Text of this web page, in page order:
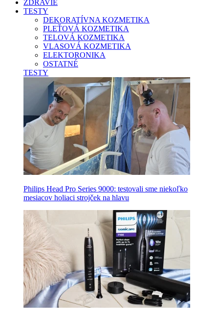
ZDRAVIE
TESTY
DEKORATÍVNA KOZMETIKA
PLEŤOVÁ KOZMETIKA
TELOVÁ KOZMETIKA
VLASOVÁ KOZMETIKA
ELEKTORONIKA
OSTATNÉ
TESTY
Philips Head Pro Series 9000: testovali sme niekoľko
mesiacov holiaci strojček na hlavu